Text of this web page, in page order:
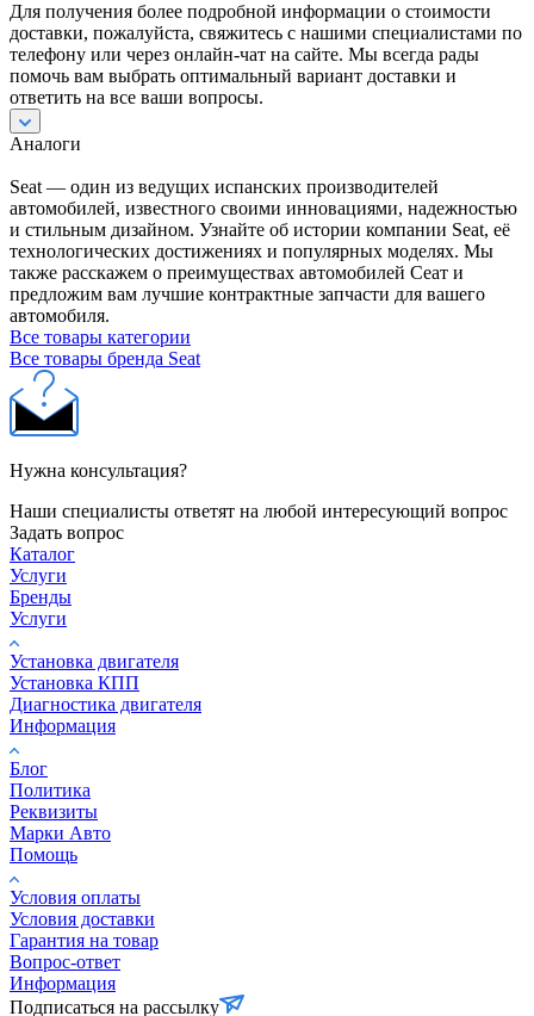
Для получения более подробной информации о стоимости
доставки, пожалуйста, свяжитесь с нашими специалистами по
телефону или через онлайн-чат на сайте. Мы всегда рады
помочь вам выбрать оптимальный вариант доставки и
ответить на все ваши вопросы.
Аналоги
Seat — один из ведущих испанских производителей
автомобилей, известного своими инновациями, надежностью
и стильным дизайном. Узнайте об истории компании Seat, её
технологических достижениях и популярных моделях. Мы
также расскажем о преимуществах автомобилей Сеат и
предложим вам лучшие контрактные запчасти для вашего
автомобиля.
Все товары категории
Все товары бренда Seat
Нужна консультация?
Наши специалисты ответят на любой интересующий вопрос
Задать вопрос
Каталог
Услуги
Бренды
Услуги
Установка двигателя
Установка КПП
Диагностика двигателя
Информация
Блог
Политика
Реквизиты
Марки Авто
Помощь
Условия оплаты
Условия доставки
Гарантия на товар
Вопрос-ответ
Информация
Подписаться на рассылку